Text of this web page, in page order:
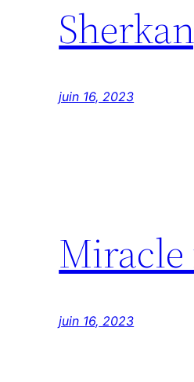
juin 16, 2023
juin 16, 2023